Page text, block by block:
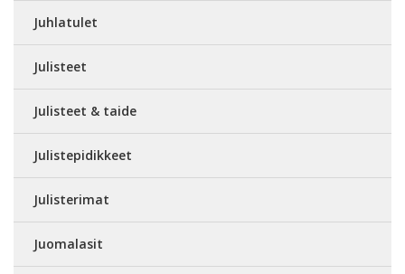
Juhlatulet
Julisteet
Julisteet & taide
Julistepidikkeet
Julisterimat
Juomalasit